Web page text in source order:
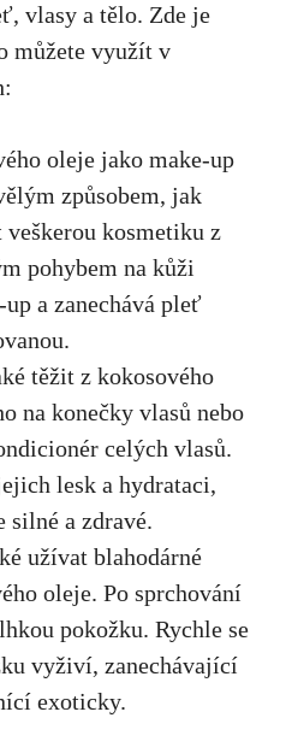
vlasy ‌a tělo. Zde je
můžete ⁢využít v
oleje jako make-up
způsobem, jak
kosmetiku z
pohybem na kůži
a zanechává pleť
těžit z kokosového
na konečky vlasů nebo
celých ​vlasů.
lesk a hydrataci,
silné a zdravé.
užívat blahodárné
​oleje. Po sprchování
pokožku. Rychle se
vyživí, zanechávající
exoticky.